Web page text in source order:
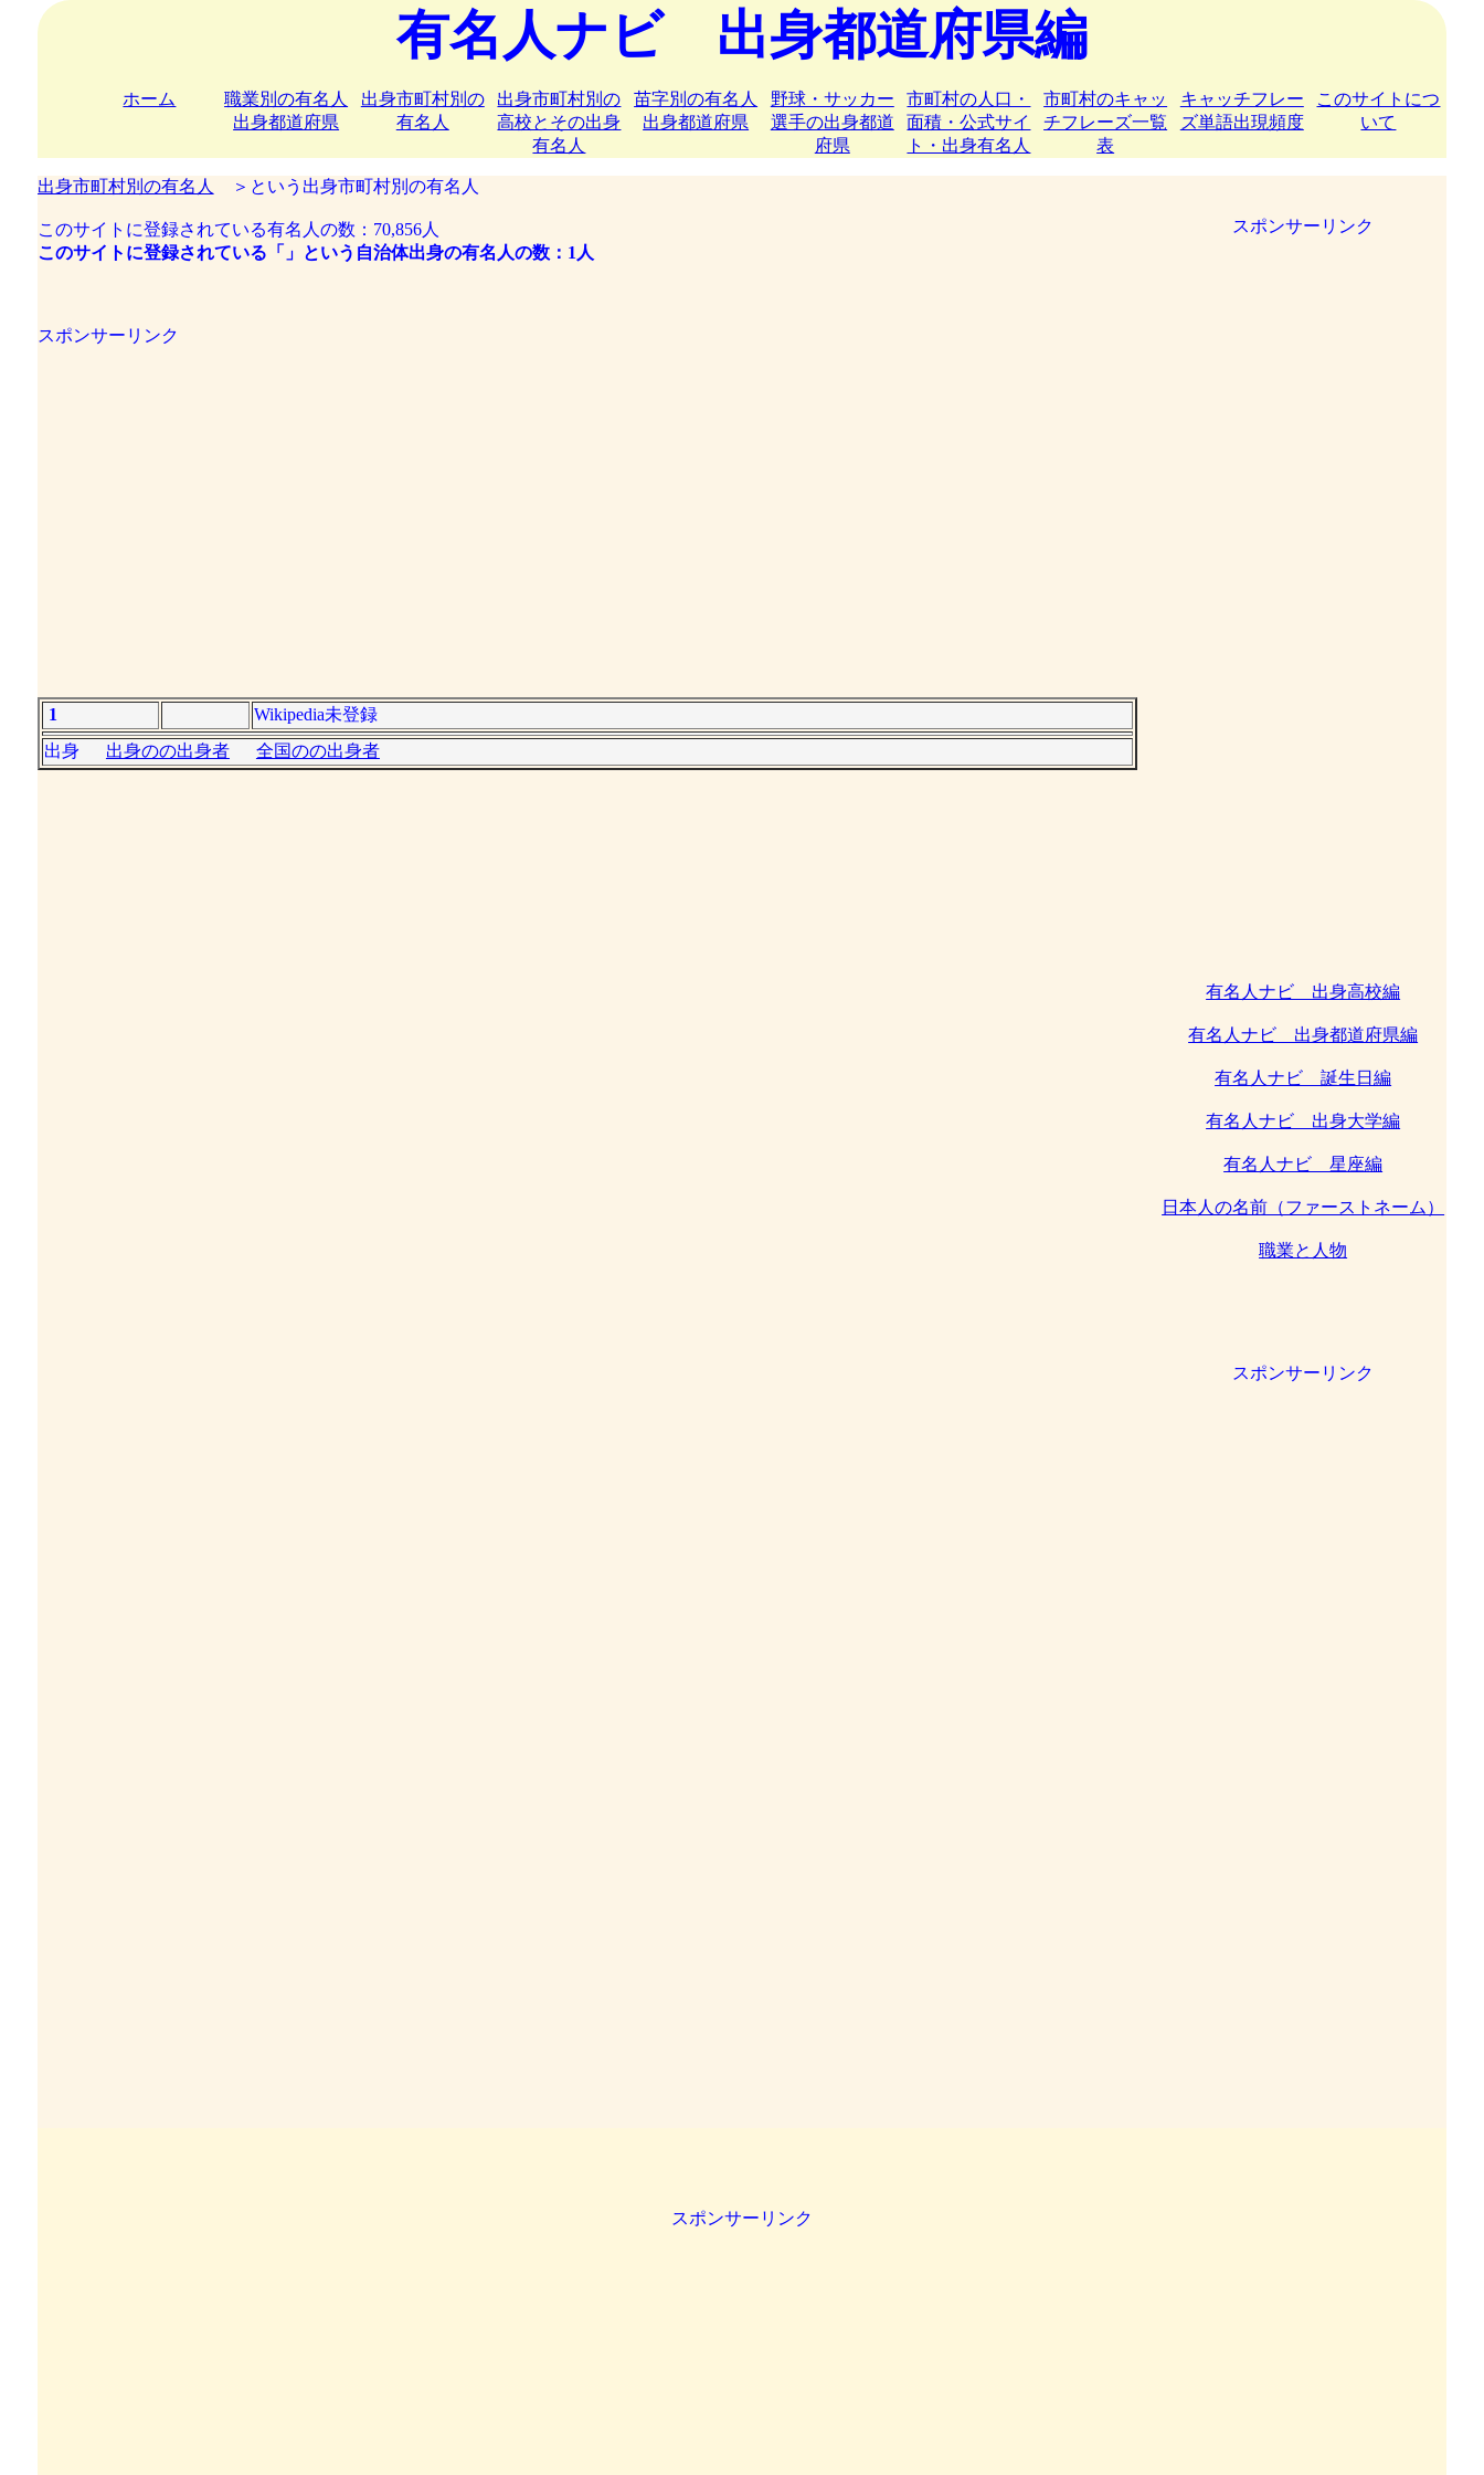
有名人ナビ 出身都道府県編
ホーム
職業別の有名人
出身都道府県
出身市町村別の
有名人
出身市町村別の
高校とその出身
有名人
苗字別の有名人
出身都道府県
野球・サッカー
選手の出身都道
府県
市町村の人口・
面積・公式サイ
ト・出身有名人
市町村のキャッ
チフレーズ一覧
表
キャッチフレー
ズ単語出現頻度
このサイトにつ
いて
出身市町村別の有名人 ＞という出身市町村別の有名人
このサイトに登録されている有名人の数：70,856人
このサイトに登録されている「」という自治体出身の有名人の数：1人
スポンサーリンク
1
Wikipedia未登録
出身 出身のの出身者 全国のの出身者
スポンサーリンク
有名人ナビ 出身高校編
有名人ナビ 出身都道府県編
有名人ナビ 誕生日編
有名人ナビ 出身大学編
有名人ナビ 星座編
日本人の名前（ファーストネーム）
職業と人物
スポンサーリンク
スポンサーリンク